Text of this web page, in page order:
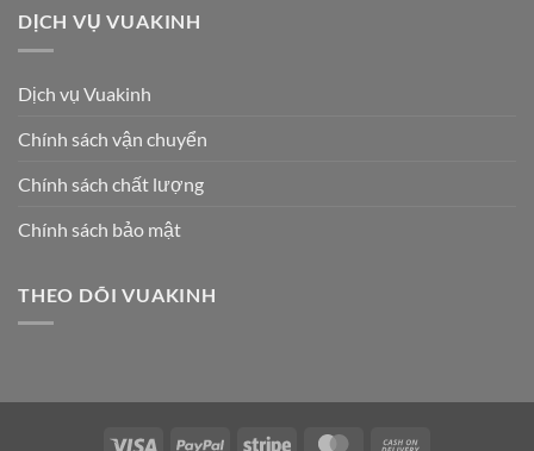
DỊCH VỤ VUAKINH
Dịch vụ Vuakinh
Chính sách vận chuyển
Chính sách chất lượng
Chính sách bảo mật
THEO DÕI VUAKINH
Visa PayPal Stripe MasterCard